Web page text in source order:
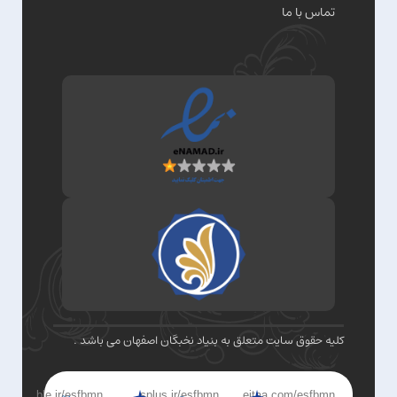
تماس با ما
کلیه حقوق سایت متعلق به بنیاد نخبگان اصفهان می باشد .